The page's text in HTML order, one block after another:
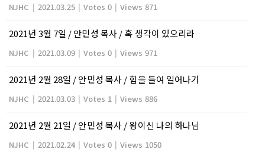
NJHC | 2021.03.25 | Votes 0 | Views 871
2021년 3월 7일 / 안민성 목사 / 혹 생각이 있으리라
NJHC | 2021.03.09 | Votes 0 | Views 971
2021년 2월 28일 / 안민성 목사 / 힘을 들여 일어나기
NJHC | 2021.03.03 | Votes 1 | Views 886
2021년 2월 21일 / 안민성 목사 / 왕이신 나의 하나님
NJHC | 2021.02.24 | Votes 0 | Views 1050